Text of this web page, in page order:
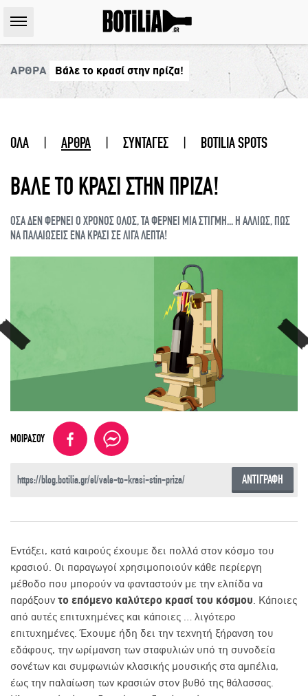
ΑΡΘΡΑ Βάλε το κρασί στην πρίζα!
ΟΛΑ | ΑΡΘΡΑ | ΣΥΝΤΑΓΕΣ | BOTILIA SPOTS
ΒΑΛΕ ΤΟ ΚΡΑΣΙ ΣΤΗΝ ΠΡΙΖΑ!
ΟΣΑ ΔΕΝ ΦΕΡΝΕΙ Ο ΧΡΟΝΟΣ ΟΛΟΣ, ΤΑ ΦΕΡΝΕΙ ΜΙΑ ΣΤΙΓΜΗ... Η ΑΛΛΙΩΣ, ΠΩΣ
ΝΑ ΠΑΛΑΙΩΣΕΙΣ ΕΝΑ ΚΡΑΣΙ ΣΕ ΛΙΓΑ ΛΕΠΤΑ!
ΜΟΙΡΑΣΟΥ
ΑΝΤΙΓΡΑΦΗ
Εντάξει, κατά καιρούς έχουμε δει πολλά στον κόσμο του
κρασιού. Οι παραγωγοί χρησιμοποιούν κάθε περίεργη
μέθοδο που μπορούν να φανταστούν με την ελπίδα να
παράξουν το επόμενο καλύτερο κρασί του κόσμου. Κάποιες
από αυτές επιτυχημένες και κάποιες … λιγότερο
επιτυχημένες. Έχουμε ήδη δει την τεχνητή ξήρανση του
εδάφους, την ωρίμανση των σταφυλιών υπό τη συνοδεία
σονέτων και συμφωνιών κλασικής μουσικής στα αμπέλια,
έως την παλαίωση των κρασιών στον βυθό της θάλασσας.